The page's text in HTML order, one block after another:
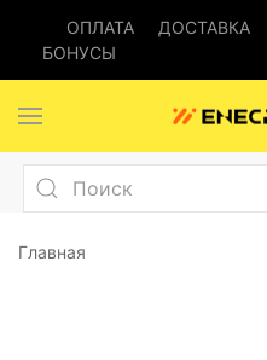
ОПЛАТА
ДОСТАВКА
БОНУСЫ
Главная